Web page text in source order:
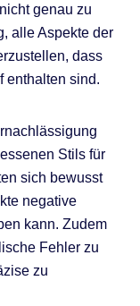
genau zu
alle Aspekte der
dass
enthalten sind.
Stils für
sich bewusst
negative
kann. Zudem
Fehler zu
zu